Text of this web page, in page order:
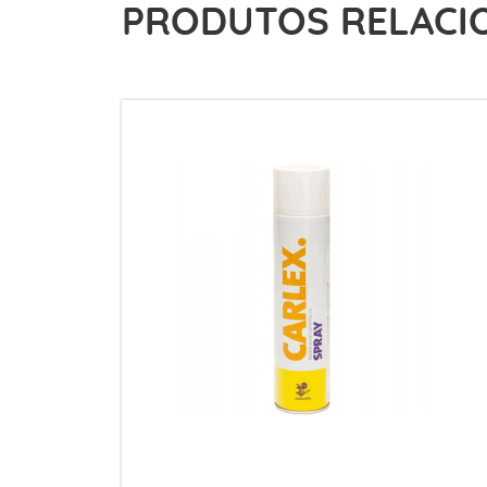
PRODUTOS